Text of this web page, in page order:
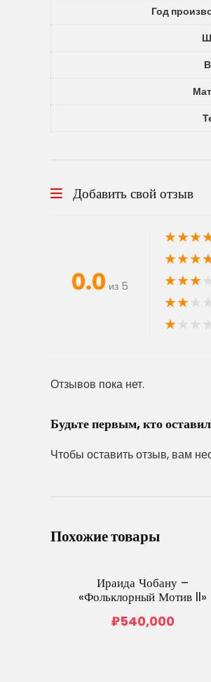
Год
Добавить свой отзыв
0.0 из 5
★★★
★★★
★★★★
★★★ ★
★★ ★ ★
Отзывов пока нет.
Будьте первым, кто
Чтобы оставить отзыв, вам
Похожие товары
Ираида Чобану –
«Фольклорный Мотив II»
₽540,000